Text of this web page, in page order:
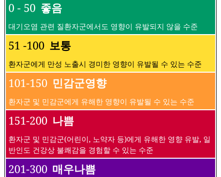
0 - 50 좋음
대기오염 관련 질환자군에서도 영향이 유발되지 않을 수준
51 -100 보통
환자군에게 만성 노출시 경미한 영향이 유발될 수 있는 수준
101-150 민감군영향
환자군 및 민감군에게 유해한 영향이 유발될 수 있는 수준
151-200 나쁨
환자군 및 민감군(어린이, 노약자 등)에게 유해한 영향 유발, 일
반인도 건강상 불쾌감을 경험할 수 있는 수준
201-300 매우나쁨